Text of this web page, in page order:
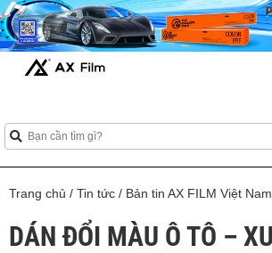
Trang chủ / Tin tức / Bản tin AX FILM Việt Nam
DÁN ĐỔI MÀU Ô TÔ –